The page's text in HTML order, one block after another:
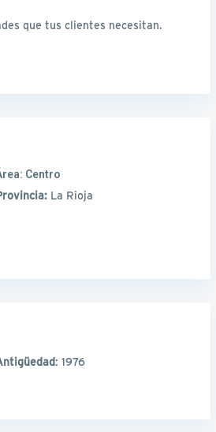
que tus clientes necesitan.
Centro
La Rioja
: 1976